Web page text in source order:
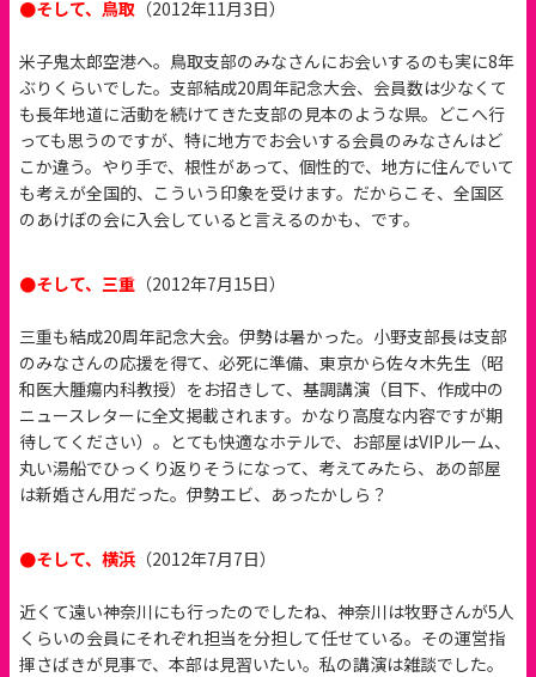
●そして、鳥取 （2012年11月3日）
米子鬼太郎空港へ。鳥取支部のみなさんにお会いするのも実に8年
ぶりくらいでした。支部結成20周年記念大会、会員数は少なくて
も長年地道に活動を続けてきた支部の見本のような県。どこへ行
っても思うのですが、特に地方でお会いする会員のみなさんはど
こか違う。やり手で、根性があって、個性的で、地方に住んでいて
も考えが全国的、こういう印象を受けます。だからこそ、全国区
のあけぼの会に入会していると言えるのかも、です。
●そして、三重 （2012年7月15日）
三重も結成20周年記念大会。伊勢は暑かった。小野支部長は支部
のみなさんの応援を得て、必死に準備、東京から佐々木先生（昭
和医大腫瘍内科教授）をお招きして、基調講演（目下、作成中の
ニュースレターに全文掲載されます。かなり高度な内容ですが期
待してください）。とても快適なホテルで、お部屋はVIPルーム、
丸い湯船でひっくり返りそうになって、考えてみたら、あの部屋
は新婚さん用だった。伊勢エビ、あったかしら？
●そして、横浜 （2012年7月7日）
近くて遠い神奈川にも行ったのでしたね、神奈川は牧野さんが5人
くらいの会員にそれぞれ担当を分担して任せている。その運営指
揮さばきが見事で、本部は見習いたい。私の講演は雑談でした。